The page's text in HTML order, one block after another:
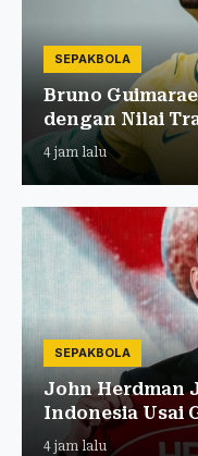
SEPAKBOLA
Bruno
dengan Nilai
4 jam lalu
SEPAKBOLA
John Herdman
Indonesia Usai
4 jam lalu